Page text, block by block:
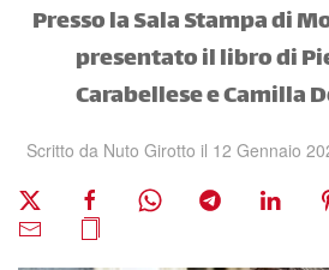
Presso la Sala Stampa di
presentato il libro di
Carabellese e Camilla
Scritto da Nuto Girotto il 12 Gennaio